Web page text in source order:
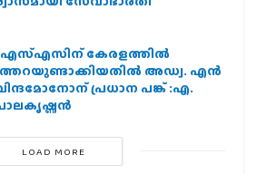
കേരളത്തില്‍
അഡ്വ. എന്‍
പ്രധാന പങ്ക് :എ.
LOAD MORE